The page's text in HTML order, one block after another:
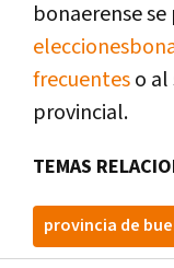
bonaerense
frecuenteso
provincial.
TEMAS
provincia de